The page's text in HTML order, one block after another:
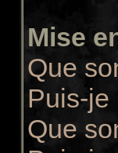
Mise
Que
Puis-je
Que